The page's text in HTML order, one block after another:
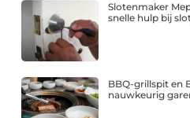
Slotenmaker
snelle hulp bij
BBQ-grillspit en
nauwkeurig